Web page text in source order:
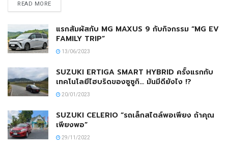
READ MORE
แรกสัมผัสกับ MG MAXUS 9 กับกิจกรรม “MG EV
FAMILY TRIP”
13/06/2023
SUZUKI ERTIGA SMART HYBRID ครั้งแรกกับ
เทคโนโลยีไฮบริดของซูซูกิ… มันมีดียังไง !?
20/01/2023
SUZUKI CELERIO “รถเล็กสไตล์พอเพียง ถ้าคุณ
เพียงพอ”
29/11/2022